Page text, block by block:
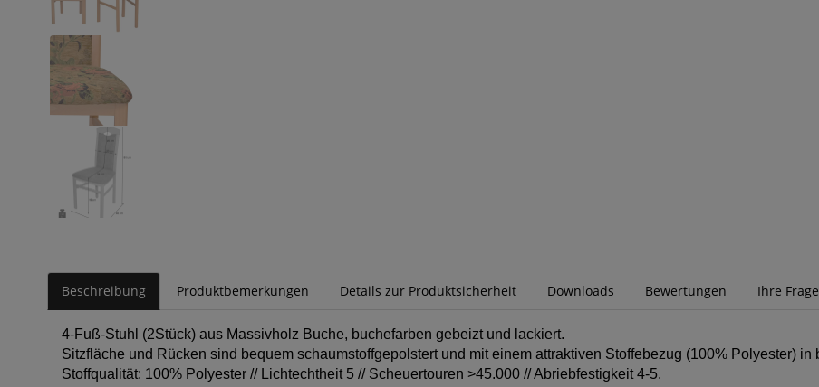
Beschreibung Produktbemerkungen Details zur Produktsicherheit Downloads Bewertungen Ihre
4-Fuß-Stuhl (2Stück) aus Massivholz Buche, buchefarben gebeizt und lackiert.
Sitzfläche und Rücken sind bequem schaumstoffgepolstert und mit einem attraktiven Stoffebezug (100% Polyester) in
Stoffqualität: 100% Polyester // Lichtechtheit 5 // Scheuertouren >45.000 // Abriebfestigkeit 4-5.